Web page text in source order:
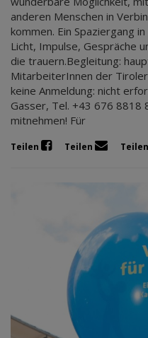
anderen Menschen in
kommen. Ein Spaziergang
Licht, Impulse, Gespräche
die trauern.Begleitung:
MitarbeiterInnen der
keine Anmeldung: nicht
Gasser, Tel. +43 676 8818
mitnehmen! Für
Teilen Teilen Teilen